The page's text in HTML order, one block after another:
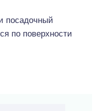
посадочный
по поверхности